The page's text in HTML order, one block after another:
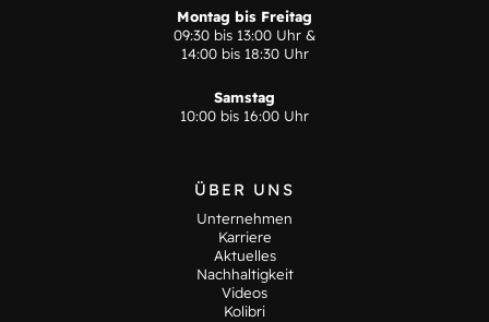
Montag bis Freitag
09:30 bis 13:00 Uhr &
14:00 bis 18:30 Uhr
Samstag
10:00 bis 16:00 Uhr
ÜBER UNS
Unternehmen
Karriere
Aktuelles
Nachhaltigkeit
Videos
Kolibri